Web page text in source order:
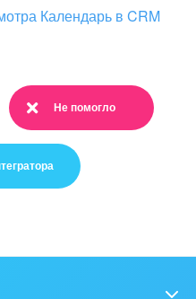
Календарь в CRM
Не помогло
Очень жаль :(